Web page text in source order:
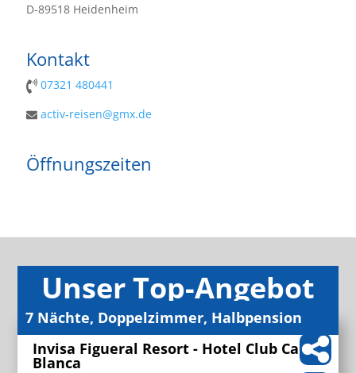
D-89518 Heidenheim
Kontakt
07321 480441
activ-reisen@gmx.de
Öffnungszeiten
Unser Top-Angebot
7 Nächte, Doppelzimmer, Halbpension
Invisa Figueral Resort - Hotel Club Cala
Blanca